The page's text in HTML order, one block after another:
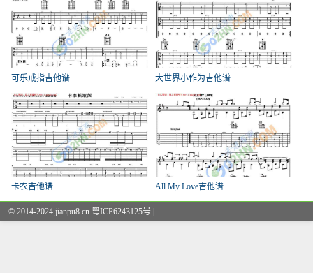
可乐戒指吉他谱 大世界小作为吉他谱
卡农吉他谱 All My Love吉他谱
© 2014-2024 jianpu8.cn 粤ICP6243125号 |